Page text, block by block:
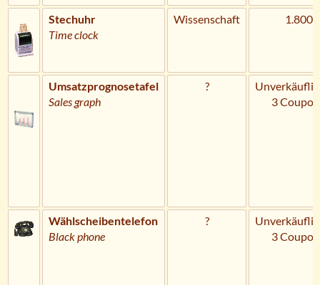
Stechuhr
Time clock
Wissenschaft 1.800
Umsatzprognosetafel
Sales graph
?
3
Wählscheibentelefon
Black phone
?
3